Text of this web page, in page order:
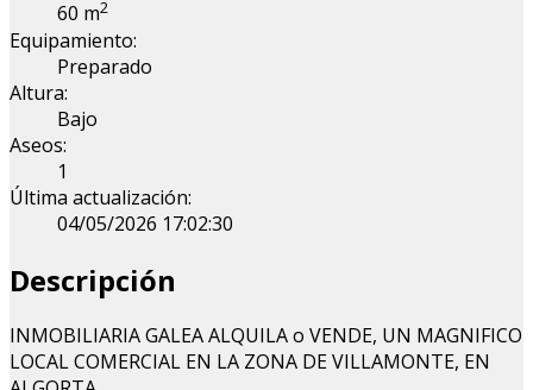
60 m2
Equipamiento:
Preparado
Altura:
Bajo
Aseos:
1
Última actualización:
04/05/2026 17:02:30
Descripción
INMOBILIARIA GALEA ALQUILA o VENDE, UN MAGNIFICO
LOCAL COMERCIAL EN LA ZONA DE VILLAMONTE, EN